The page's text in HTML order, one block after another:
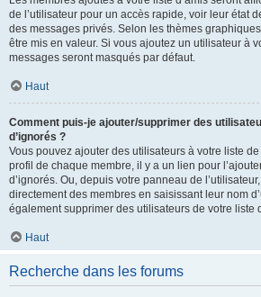
de l’utilisateur pour un accès rapide, voir leur état
des messages privés. Selon les thèmes
être mis en valeur. Si vous ajoutez un utilisateur à
messages seront masqués par défaut.
Haut
Comment puis-je ajouter/supprimer des
d’ignorés ?
Vous pouvez ajouter des utilisateurs à votre liste
profil de chaque membre, il y a un lien pour
d’ignorés. Ou, depuis votre panneau de
directement des membres en saisissant leur nom
également supprimer des utilisateurs de votre liste
Haut
Recherche dans les forums